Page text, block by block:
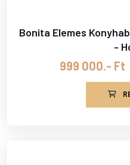
Bonita Elemes
-
999 000.- Ft